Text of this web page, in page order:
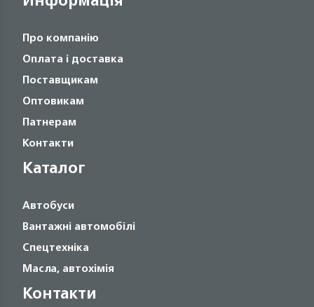
Про компанію
Оплата і доставка
Поставщикам
Оптовикам
Патнерам
Контакти
Каталог
Автобуси
Вантажні автомобілі
Спецтехніка
Масла, автохімія
Контакти